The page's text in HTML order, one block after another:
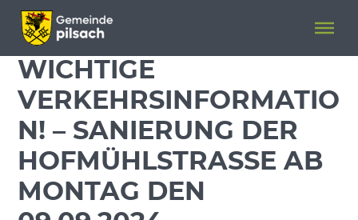
Menü überspringen
Menü überspringen
WICHTIGE
VERKEHRSINFORMATIO
N! – SANIERUNG DER
HOFMÜHLSTRASSE AB M
ONTAG DEN 0